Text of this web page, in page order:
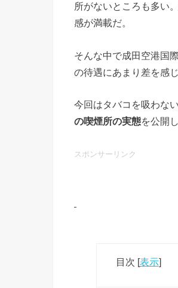
所がないところも多い
感が満載だ。
そんな中で成田空港国
の待遇にあまり差を感
今回はタバコを吸わな
の喫煙所の実態を公開
スポンサーリンク
目次 [表示]